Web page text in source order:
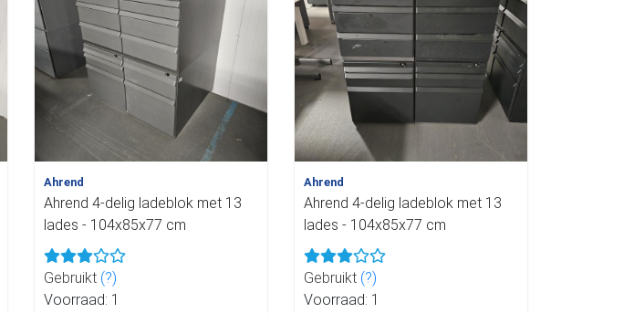
Ahrend
Ahrend 4-delig ladeblok met 13
lades - 104x85x77 cm
Gebruikt (?)
Voorraad: 1
Ahrend
Ahrend 4-delig ladeblok met 13
lades - 104x85x77 cm
Gebruikt (?)
Voorraad: 1